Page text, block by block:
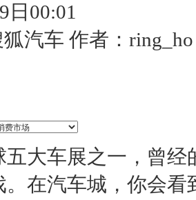
日00:01
汽车 作者：ring_ho
大车展之一，曾经
。在汽车城，你会